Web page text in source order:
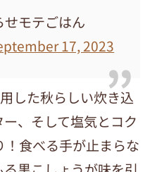
モテごはん
17, 2023
した秋らしい炊き込
、そして塩気とコク
食べる手が止まらな